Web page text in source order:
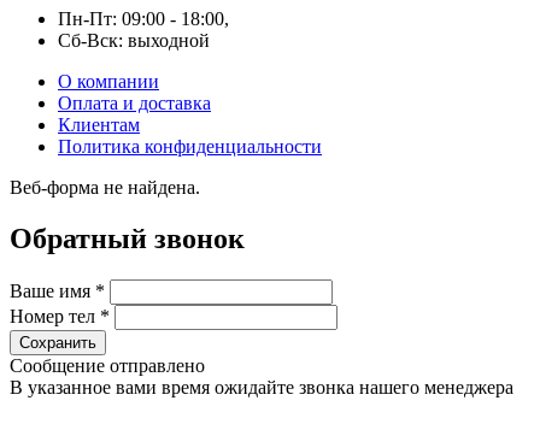
Пн-Пт: 09:00 - 18:00,
Cб-Вск: выходной
О компании
Оплата и доставка
Клиентам
Политика конфиденциальности
Веб-форма не найдена.
Обратный звонок
Ваше имя *
Номер тел *
Сообщение отправлено
В указанное вами время ожидайте звонка нашего менеджера